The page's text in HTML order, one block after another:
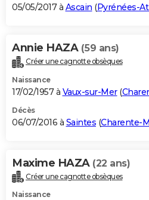
05/05/2017 à Ascain (Pyrénées-
Annie HAZA (59 ans)
Créer une cagnotte obsèques
Naissance
17/02/1957 à Vaux-sur-Mer(
Décès
06/07/2016 à Saintes (Charente-
Maxime HAZA (22 ans)
Créer une cagnotte obsèques
Naissance